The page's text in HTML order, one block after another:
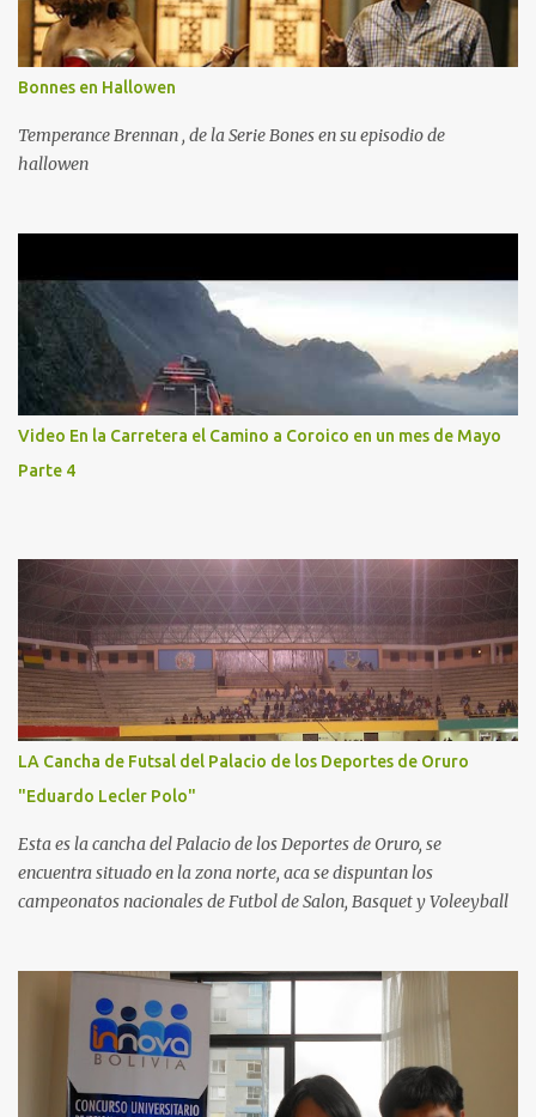
Bonnes en Hallowen
Temperance Brennan , de la Serie Bones en su episodio de
hallowen
Video En la Carretera el Camino a Coroico en un mes de Mayo
Parte 4
LA Cancha de Futsal del Palacio de los Deportes de Oruro
"Eduardo Lecler Polo"
Esta es la cancha del Palacio de los Deportes de Oruro, se
encuentra situado en la zona norte, aca se dispuntan los
campeonatos nacionales de Futbol de Salon, Basquet y Voleeyball